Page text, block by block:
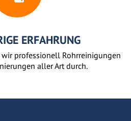
ERFAHRUNG
professionell Rohrreinigungen
aller Art durch.